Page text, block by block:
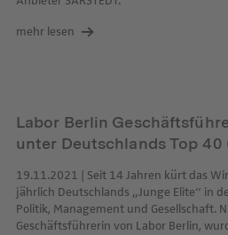
mehr lesen
Labor Berlin
unter Deutschlands Top 40
19.11.2021 | Seit 14 Jahren kürt das
jährlich Deutschlands „Junge Elite“ in
Politik, Management und Gesellschaft.
Geschäftsführerin von Labor Berlin,